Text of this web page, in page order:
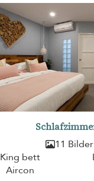
11 Bilder
King bett
Aircon